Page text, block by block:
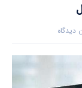
دیدگاه